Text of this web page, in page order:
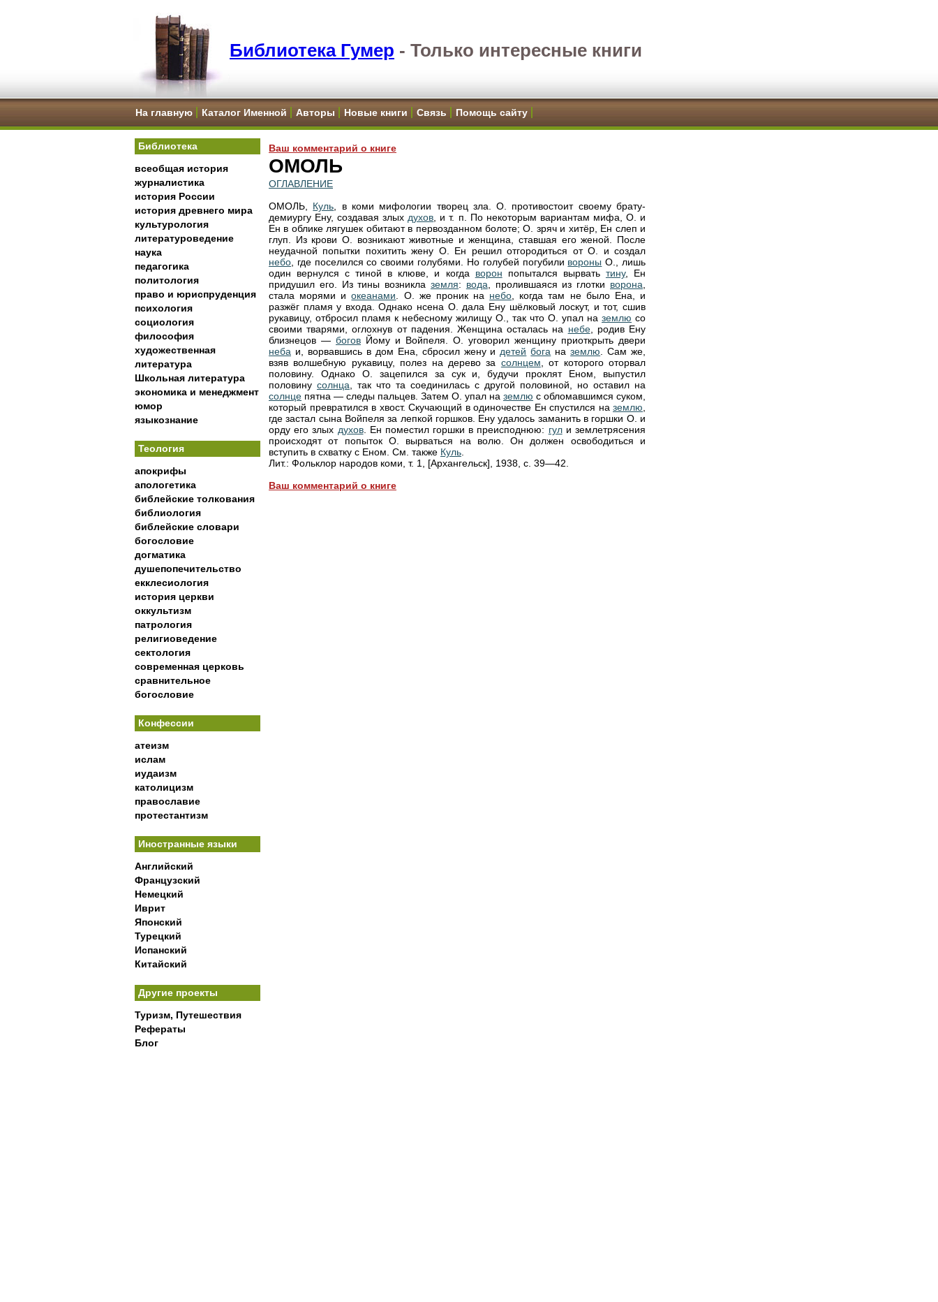
Библиотека Гумер - Только интересные книги
На главную Каталог Именной Авторы Новые книги Связь Помощь сайту
Библиотека
всеобщая история
журналистика
история России
история древнего мира
культурология
литературоведение
наука
педагогика
политология
право и юриспруденция
психология
социология
философия
художественная
литература
Школьная литература
экономика и менеджмент
юмор
языкознание
Теология
апокрифы
апологетика
библейские толкования
библиология
библейские словари
богословие
догматика
душепопечительство
екклесиология
история церкви
оккультизм
патрология
религиоведение
сектология
современная церковь
сравнительное
богословие
Конфессии
атеизм
ислам
иудаизм
католицизм
православие
протестантизм
Иностранные языки
Английский
Французский
Немецкий
Иврит
Японский
Турецкий
Испанский
Китайский
Другие проекты
Туризм, Путешествия
Рефераты
Блог
Ваш комментарий о книге
ОМОЛЬ
ОГЛАВЛЕНИЕ
ОМОЛЬ, Куль , в коми мифологии творец зла. О. противостоит своему брату-
демиургу Ену, создавая злых духов , и т. п. По некоторым вариантам мифа, О. и
Ен в облике лягушек обитают в первозданном болоте; О. зряч и хитёр, Ен слеп и
глуп. Из крови О. возникают животные и женщина, ставшая его женой. После
неудачной попытки похитить жену О. Ен решил отгородиться от О. и создал
небо , где поселился со своими голубями. Но голубей погубили вороны О., лишь
один вернулся с тиной в клюве, и когда ворон попытался вырвать тину, Ен
придушил его. Из тины возникла земля: вода , пролившаяся из глотки ворона
стала морями иокеанами . О. же проник на небо , когда там не было Ена, и
разжёг пламя у входа. Однако нсена О. дала Ену шёлковый лоскут, и тот, сшив
рукавицу, отбросил пламя к небесному жилищу О., так что О. упал на землю со
своими тварями, оглохнув от падения. Женщина осталась на небе, родив Ену
близнецов — богов Йому и Войпеля. О. уговорил женщину приоткрыть двери
неба и, ворвавшись в дом Ена, сбросил жену и детей бога наземлю . Сам же,
взяв волшебную рукавицу, полез на дерево за солнцем , от которого оторвал
половину. Однако О. зацепился за сук и, будучи проклят Еном, выпустил
половину солнца , так что та соединилась с другой половиной, но оставил на
солнце пятна — следы пальцев. Затем О. упал на землю с обломавшимся суком,
который превратился в хвост. Скучающий в одиночестве Ен спустился на землю
где застал сына Войпеля за лепкой горшков. Ену удалось заманить в горшки О. и
орду его злых духов. Ен поместил горшки в преисподнюю: гули землетрясения
происходят от попыток О. вырваться на волю. Он должен освободиться и
вступить в схватку с Еном. См. также Куль
Лит.: Фольклор народов коми, т. 1, [Архангельск], 1938, с. 39—42.
Ваш комментарий о книге